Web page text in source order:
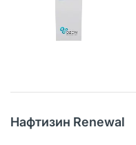
Нафтизин Renewal